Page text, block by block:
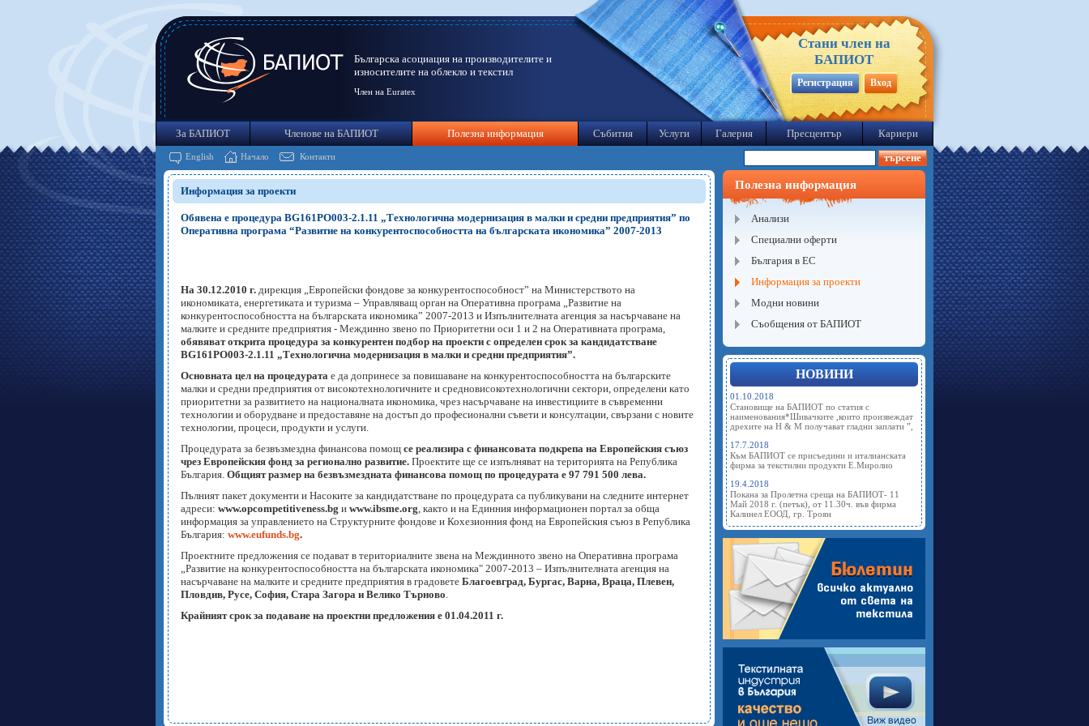
Българска асоциация на производителите и
износителите на облекло и текстил
Член на Euratex
Стани член на
БАПИОТ
Регистрация Вход
За БАПИОТ Членове на БАПИОТ Полезна информация Събития Услуги Галерия Пресцентър Кариери
English Начало Контакти
Информация за проекти
Обявена е процедура BG161PO003-2.1.11 „Технологична модернизация в малки и средни предприятия” по
Оперативна програма “Развитие на конкурентоспособността на българската икономика” 2007-2013
На 30.12.2010 г. дирекция „Европейски фондове за конкурентоспособност” на Министерството на
икономиката, енергетиката и туризма – Управляващ орган на Оперативна програма „Развитие на
конкурентоспособността на българската икономика” 2007-2013 и Изпълнителната агенция за насърчаване на
малките и средните предприятия - Междинно звено по Приоритетни оси 1 и 2 на Оперативната програма,
обявяват открита процедура за конкурентен подбор на проекти с определен срок за кандидатстване
BG161PO003-2.1.11 „Технологична модернизация в малки и средни предприятия”.
Основната цел на процедурата е да допринесе за повишаване на конкурентоспособността на българските
малки и средни предприятия от високотехнологичните и средновисокотехнологични сектори, определени като
приоритетни за развитието на националната икономика, чрез насърчаване на инвестициите в съвременни
технологии и оборудване и предоставяне на достъп до професионални съвети и консултации, свързани с новите
технологии, процеси, продукти и услуги.
Процедурата за безвъзмездна финансова помощ се реализира с финансовата подкрепа на Европейския съюз
чрез Европейския фонд за регионално развитие. Проектите ще се изпълняват на територията на Република
България. Общият размер на безвъзмездната финансова помощ по процедурата е 97 791 500 лева.
Пълният пакет документи и Насоките за кандидатстване по процедурата са публикувани на следните интернет
адреси: www.opcompetitiveness.bg и www.ibsme.org, както и на Единния информационен портал за обща
информация за управлението на Структурните фондове и Кохезионния фонд на Европейския съюз в Република
България: www.eufunds.bg.
Проектните предложения се подават в териториалните звена на Междинното звено на Оперативна програма
„Развитие на конкурентоспособността на българската икономика" 2007-2013 – Изпълнителната агенция на
насърчаване на малките и средните предприятия в градовете Благоевград, Бургас, Варна, Враца, Плевен,
Пловдив, Русе, София, Стара Загора и Велико Търново.
Крайният срок за подаване на проектни предложения е 01.04.2011 г.
Полезна информация
Анализи
Специални оферти
България в ЕС
Информация за проекти
Модни новини
Съобщения от БАПИОТ
НОВИНИ
01.10.2018
Становище на БАПИОТ по статия с
наименования*Шивачките ,които произвеждат
дрехите на Н & М получават гладни заплати ”,
17.7.2018
Към БАПИОТ се присъедини и италианската
фирма за текстилни продукти Е.Миролио
19.4.2018
Покана за Пролетна среща на БАПИОТ- 11
Май 2018 г. (петък), от 11.30ч. във фирма
Калинел ЕООД, гр. Троян